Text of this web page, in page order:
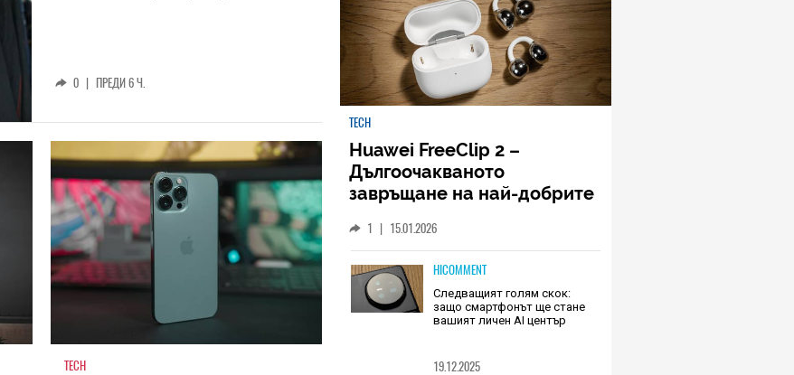
0 | ПРЕДИ 6 Ч.
TECH
TECH
Huawei FreeClip 2 –
Дългоочакваното
завръщане на най-добрите
1 | 15.01.2026
HICOMMENT
Следващият голям скок:
защо смартфонът ще стане
вашият личен AI център
19.12.2025